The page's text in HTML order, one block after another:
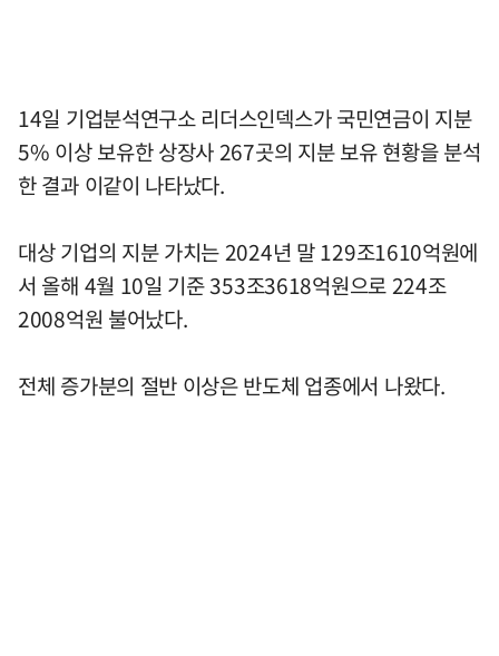
14일 기업분석연구소 리더스인덱스가 국민연금이 지분
5% 이상 보유한 상장사 267곳의 지분 보유 현황을 분석
한 결과 이같이 나타났다.
대상 기업의 지분 가치는 2024년 말 129조1610억원에
서 올해 4월 10일 기준 353조3618억원으로 224조
2008억원 불어났다.
전체 증가분의 절반 이상은 반도체 업종에서 나왔다.